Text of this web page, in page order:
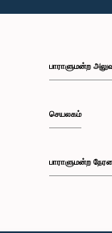
பாராளுமன்ற
செயலகம்
பாராளுமன்ற